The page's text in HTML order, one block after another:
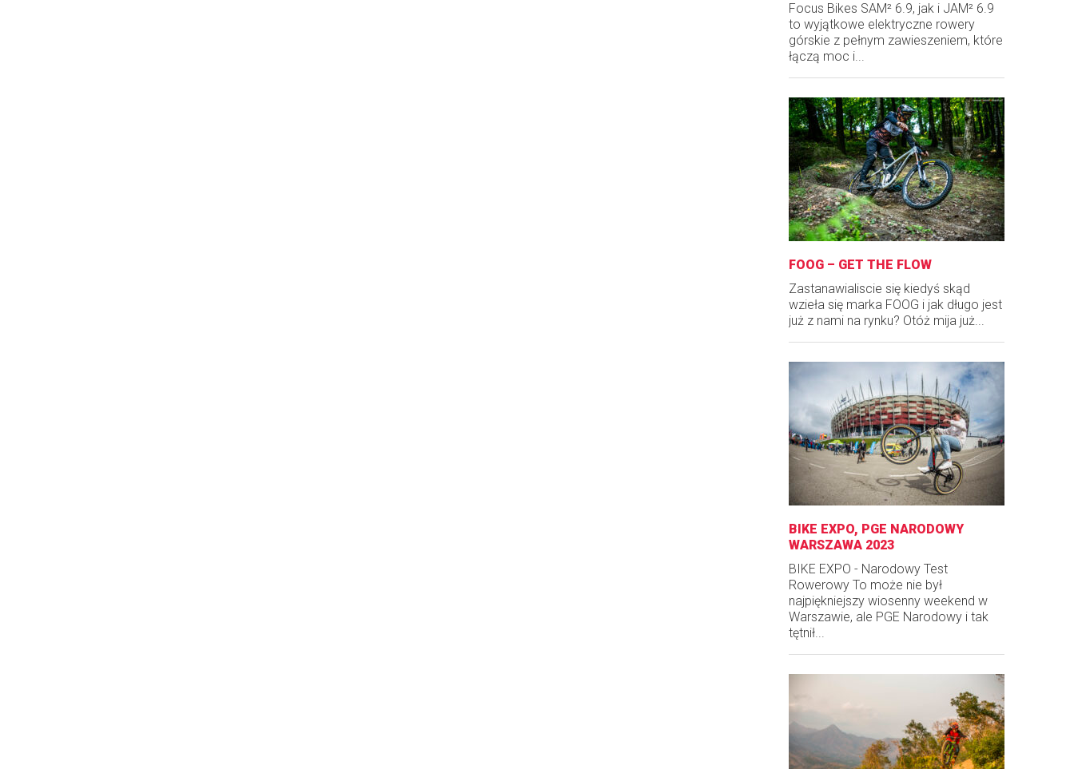
Focus Bikes SAM² 6.9, jak i JAM² 6.9
to wyjątkowe elektryczne rowery
górskie z pełnym zawieszeniem, które
łączą moc i...
FOOG – GET THE FLOW
Zastanawialiscie się kiedyś skąd
wzieła się marka FOOG i jak długo jest
już z nami na rynku? Otóż mija już...
BIKE EXPO, PGE NARODOWY
WARSZAWA 2023
BIKE EXPO - Narodowy Test
Rowerowy To może nie był
najpiękniejszy wiosenny weekend w
Warszawie, ale PGE Narodowy i tak
tętnił...